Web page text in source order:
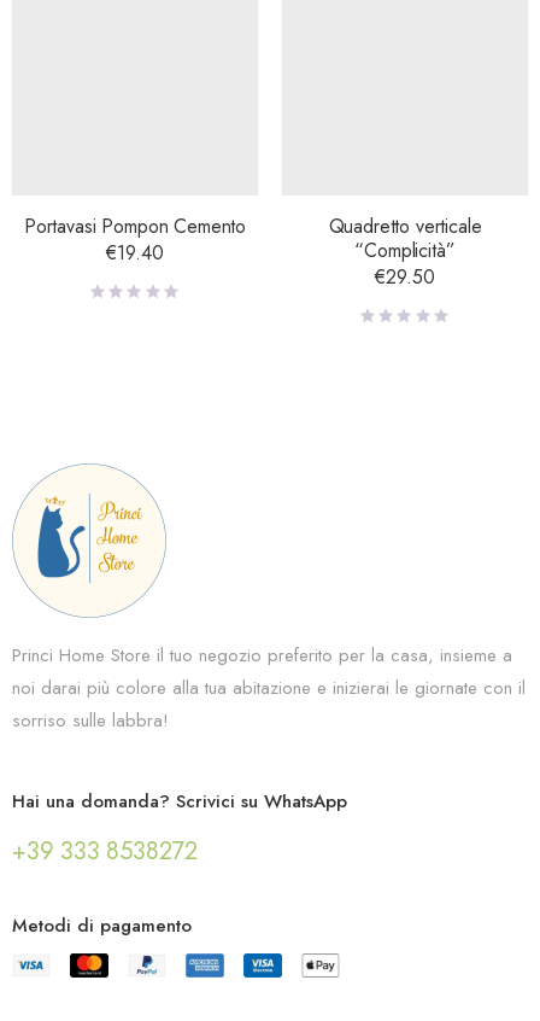
Portavasi Pompon Cemento
€19.40
Quadretto verticale
“Complicità”
€29.50
Princi Home Store il tuo negozio preferito per la casa, insieme a
noi darai più colore alla tua abitazione e inizierai le giornate con il
sorriso sulle labbra!
Hai una domanda? Scrivici su WhatsApp
+39 333 8538272
Metodi di pagamento